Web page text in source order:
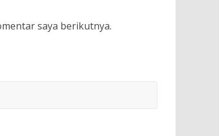
saya berikutnya.